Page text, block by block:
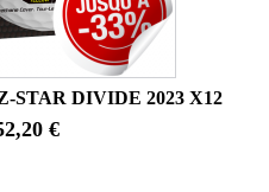
STAR DIVIDE 2023 X12
€